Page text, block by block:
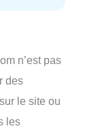
n’est pas
des
le site ou
les